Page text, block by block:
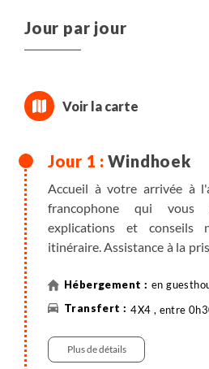
Jour par jour
Windhoek
Accueil à votre arrivée à
francophone qui vous
explications et conseils
itinéraire. Assistance à la
Route pour Windhoek.
en
4X4 , entre
Plus de détails